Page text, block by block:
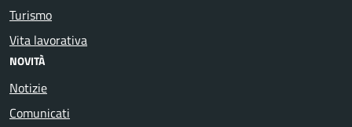
Turismo
Vita lavorativa
NOVITÀ
Notizie
Comunicati